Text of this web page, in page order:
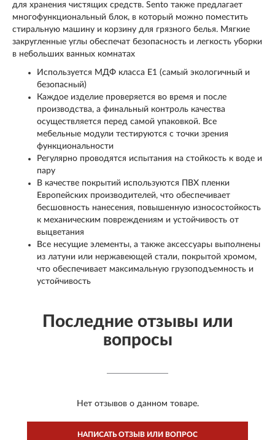
для хранения чистящих средств. Sento также предлагает
многофункциональный блок, в который можно поместить
стиральную машину и корзину для грязного белья. Мягкие
закругленные углы обеспечат безопасность и легкость уборки
в небольших ванных комнатах
Используется МДФ класса Е1 (самый экологичный и
безопасный)
Каждое изделие проверяется во время и после
производства, а финальный контроль качества
осуществляется перед самой упаковкой. Все
мебельные модули тестируются с точки зрения
функциональности
Регулярно проводятся испытания на стойкость к воде и
пару
В качестве покрытий используются ПВХ пленки
Европейских производителей, что обеспечивает
бесшовность нанесения, повышенную износостойкость
к механическим повреждениям и устойчивость от
выцветания
Все несущие элементы, а также аксессуары выполнены
из латуни или нержавеющей стали, покрытой хромом,
что обеспечивает максимальную грузоподъемность и
устойчивость
Последние отзывы или
вопросы
Нет отзывов о данном товаре.
НАПИСАТЬ ОТЗЫВ ИЛИ ВОПРОС